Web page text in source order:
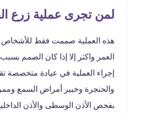
لمن تجرى عملية زرع
هذه العملية صممت فقط للأشخاص
العمر واكثر إلا إذا كان الصمم
إجراء العملية في عيادة متخصصة
والحنجرة وخبير أمراض السمع
بفحص الأذن الوسطى والأذن